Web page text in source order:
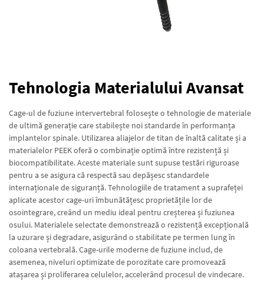
Tehnologia Materialului Avansat
Cage-ul de fuziune intervertebral folosește o tehnologie de materiale
de ultimă generație care stabilește noi standarde în performanța
implantelor spinale. Utilizarea aliajelor de titan de înaltă calitate și a
materialelor PEEK oferă o combinație optimă între rezistență și
biocompatibilitate. Aceste materiale sunt supuse testări riguroase
pentru a se asigura că respectă sau depășesc standardele
internaționale de siguranță. Tehnologiile de tratament a suprafeței
aplicate acestor cage-uri îmbunătățesc proprietățile lor de
osointegrare, creând un mediu ideal pentru creșterea și fuziunea
osului. Materialele selectate demonstrează o rezistență excepțională
la uzurare și degradare, asigurând o stabilitate pe termen lung în
coloana vertebrală. Cage-urile moderne de fuziune includ, de
asemenea, niveluri optimizate de porozitate care promovează
atașarea și proliferarea celulelor, accelerând procesul de vindecare.